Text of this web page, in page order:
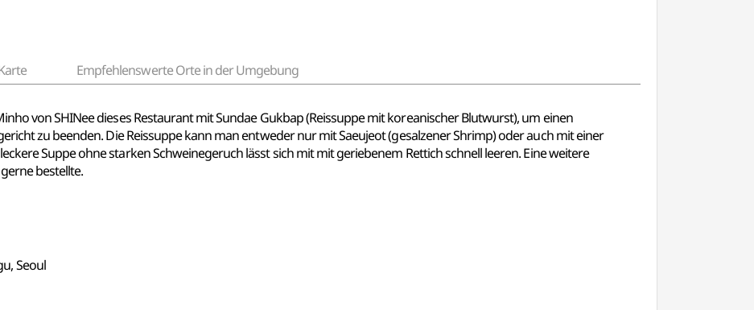
Empfehlenswerte Orte in der Umgebung
von SHINee dieses Restaurant mit Sundae Gukbap (Reissuppe mit koreanischer Blutwurst), um einen
zu beenden. Die Reissuppe kann man entweder nur mit Saeujeot (gesalzener Shrimp) oder auch mit einer
Suppe ohne starken Schweinegeruch lässt sich mit mit geriebenem Rettich schnell leeren. Eine weitere
bestellte.
Seoul